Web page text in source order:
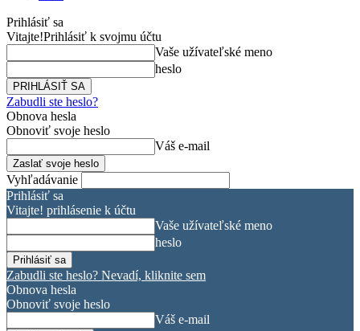
Prihlásiť sa
Vitajte!Prihlásiť k svojmu účtu
Vaše užívateľské meno
heslo
Zabudli ste heslo?
Obnova hesla
Obnoviť svoje heslo
Váš e-mail
Vyhľadávanie
Prihlásiť sa
Vitajte! prihlásenie k účtu
Vaše užívateľské meno
heslo
Zabudli ste heslo? Nevadí, kliknite sem
Obnova hesla
Obnoviť svoje heslo
Váš e-mail